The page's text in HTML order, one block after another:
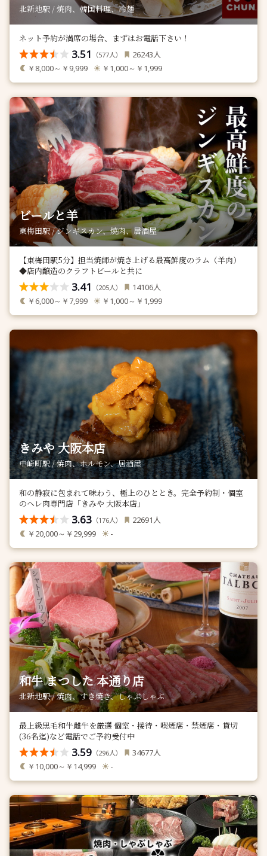
北新地駅 / 焼肉、韓国料理、冷麺
ネット予約が満席の場合、まずはお電話下さい！
3.51 （577人） 26243人
￥8,000～￥9,999 ￥1,000～￥1,999
ビールと羊
東梅田駅 / ジンギスカン、焼肉、居酒屋
【東梅田駅5分】担当焼師が焼き上げる最高鮮度のラム（羊肉）
◆店内醸造のクラフトビールと共に
3.41 （205人） 14106人
￥6,000～￥7,999 ￥1,000～￥1,999
きみや 大阪本店
中崎町駅 / 焼肉、ホルモン、居酒屋
和の静寂に包まれて味わう、極上のひととき。完全予約制・個室
のヘレ肉専門店「きみや 大阪本店」
3.63 （176人） 22691 人
￥20,000～￥29,999 -
和牛 まつした 本通り店
北新地駅 / 焼肉、すき焼き、しゃぶしゃぶ
最上級黒毛和牛雌牛を厳選 個室・接待・喫煙席・禁煙席・貸切
(36名迄)など電話でご予約受付中
3.59 （296人） 34677人
￥10,000～￥14,999 -